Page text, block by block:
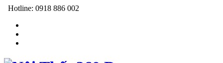
Hotline: 0918 886 002